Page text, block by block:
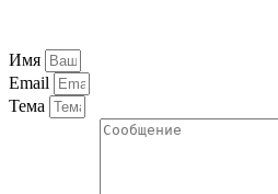
Имя
Email
Тема